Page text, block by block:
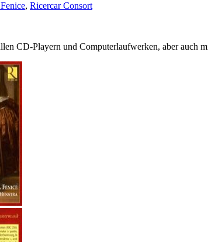
, Ricercar Consort
CD-Playern und Computerlaufwerken, aber auch